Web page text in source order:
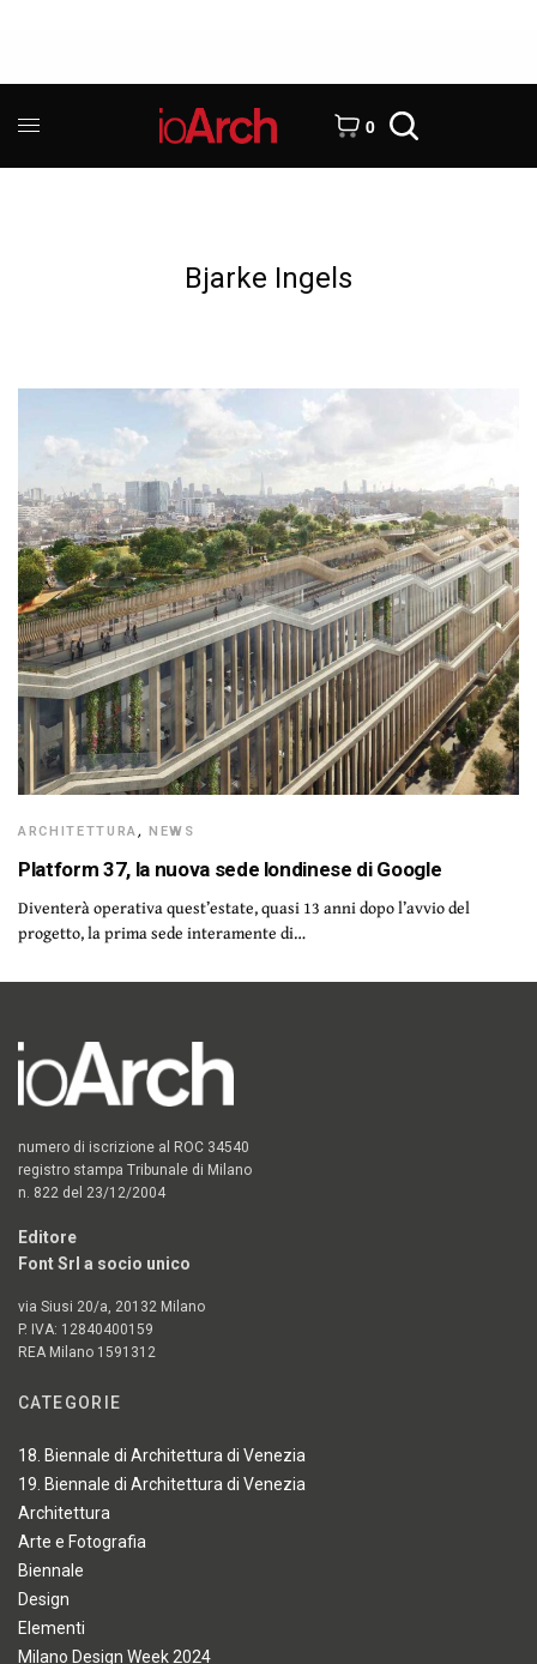
0
Bjarke Ingels
ARCHITETTURA,NEWS
Platform 37, la nuova sede londinese di Google
Diventerà operativa quest’estate, quasi 13 anni dopo l’avvio del
progetto, la prima sede interamente di…
numero di iscrizione al ROC 34540
registro stampa Tribunale di Milano
n. 822 del 23/12/2004
Editore
Font Srl a socio unico
via Siusi 20/a, 20132 Milano
P. IVA: 12840400159
REA Milano 1591312
CATEGORIE
18. Biennale di Architettura di Venezia
19. Biennale di Architettura di Venezia
Architettura
Arte e Fotografia
Biennale
Design
Elementi
Milano Design Week 2024